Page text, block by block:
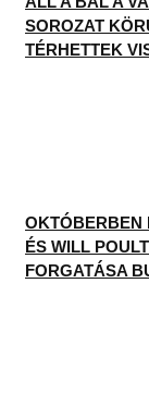
SOROZAT
TÉRHETTEK
OKTÓBERBEN
ÉS WILL
FORGATÁSA